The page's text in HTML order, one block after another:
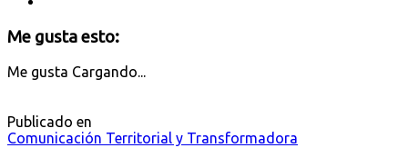
Me gusta esto:
Me gusta Cargando...
Publicado en
Comunicación Territorial y Transformadora